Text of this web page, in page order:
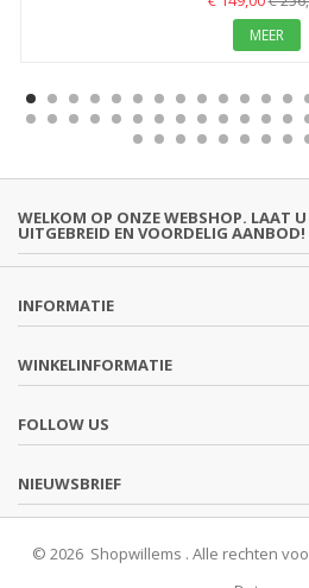
MEER
WELKOM OP ONZE WEBSHOP. LAAT U
UITGEBREID EN VOORDELIG AANBOD!
INFORMATIE
WINKELINFORMATIE
FOLLOW US
NIEUWSBRIEF
© 2026 Shopwillems . Alle rechten